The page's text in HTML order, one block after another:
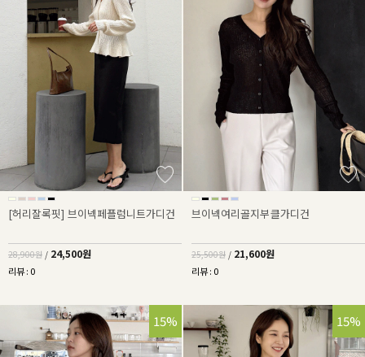
[허리잘록핏] 브이넥페플럼니트가디건
28,900원 / 24,500원
리뷰 : 0
브이넥여리골지부클가디건
25,500원 / 21,600원
리뷰 : 0
15% 15%